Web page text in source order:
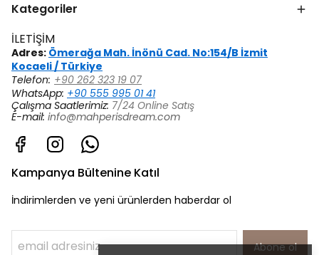
Kategoriler
İLETİŞİM
Adres: Ömerağa Mah. İnönü Cad. No:154/B İzmit
Kocaeli / Türkiye
Telefon: +90 262 323 19 07
WhatsApp: +90 555 995 01 41
Çalışma Saatlerimiz: 7/24 Online Satış
E-mail: info@mahperisdream.com
Kampanya Bültenine Katıl
İndirimlerden ve yeni ürünlerden haberdar ol
Abone ol